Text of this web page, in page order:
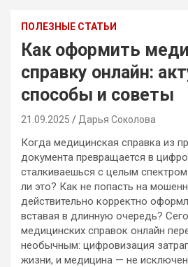
ПОЛЕЗНЫЕ СТАТЬИ
Как оформить
справку онлайн:
способы и советы
21.09.2025 Дарья Соколова
Когда медицинская справка из
документа превращается в
сталкиваешься с целым
ли это? Как не попасть на
действительно корректно
вставая в длинную очередь?
медицинских справок онлайн
необычным: цифровизация
жизни, и медицина — не